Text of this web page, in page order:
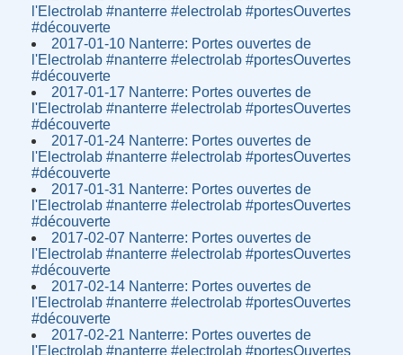
l'Electrolab #nanterre #electrolab #portesOuvertes
#découverte
2017-01-10 Nanterre: Portes ouvertes de
l'Electrolab #nanterre #electrolab #portesOuvertes
#découverte
2017-01-17 Nanterre: Portes ouvertes de
l'Electrolab #nanterre #electrolab #portesOuvertes
#découverte
2017-01-24 Nanterre: Portes ouvertes de
l'Electrolab #nanterre #electrolab #portesOuvertes
#découverte
2017-01-31 Nanterre: Portes ouvertes de
l'Electrolab #nanterre #electrolab #portesOuvertes
#découverte
2017-02-07 Nanterre: Portes ouvertes de
l'Electrolab #nanterre #electrolab #portesOuvertes
#découverte
2017-02-14 Nanterre: Portes ouvertes de
l'Electrolab #nanterre #electrolab #portesOuvertes
#découverte
2017-02-21 Nanterre: Portes ouvertes de
l'Electrolab #nanterre #electrolab #portesOuvertes